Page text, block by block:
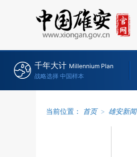
千年大计 Millennium Plan
战略选择 中国样本
当前位置： 首页 > 雄安新闻